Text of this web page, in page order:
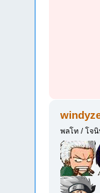
พลโท / โจ